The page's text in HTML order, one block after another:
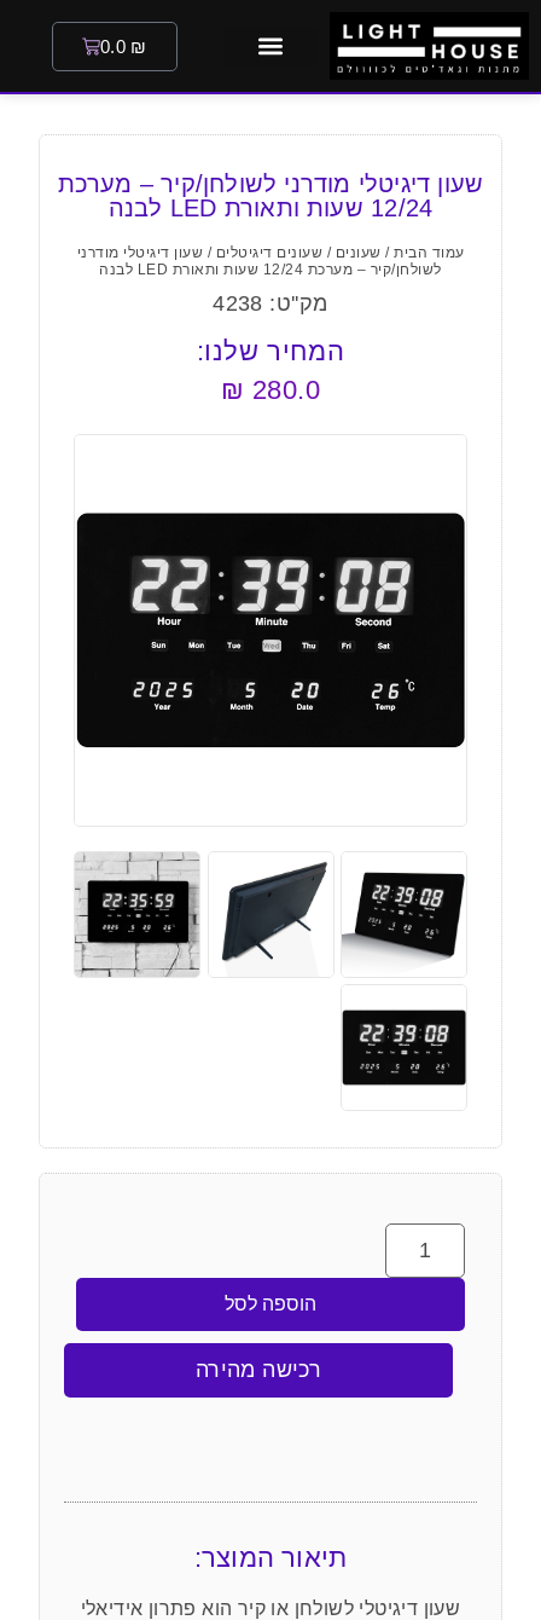
0.0 ₪
שעון דיגיטלי מודרני לשולחן/קיר – מערכת
12/24 שעות ותאורת LED לבנה
עמוד הבית / שעונים / שעונים דיגיטלים / שעון דיגיטלי מודרני
לשולחן/קיר – מערכת 12/24 שעות ותאורת LED לבנה
מק''ט: 4238
המחיר שלנו:
280.0
₪
הוספה לסל
רכישה מהירה
תיאור המוצר:
שעון דיגיטלי לשולחן או קיר הוא פתרון אידיאלי